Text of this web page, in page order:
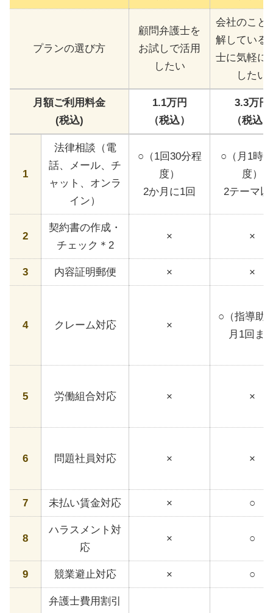
プランの選び方
顧問弁護士を
お試しで活用
したい
会社のこと
解している
士に気軽に
したい
月額ご利用料金
(税込)
1.1万円
（税込）
3.3万円
（税込）
1
法律相談（電
話、メール、チ
ャット、オンラ
イン）
○（1回30分程
度）
2か月に1回
○（月1時
度）
2テーマ以
2
契約書の作成・
チェック＊2
× ×
3 内容証明郵便 × ×
4 クレーム対応 ×
○（指導助
月1回ま
5 労働組合対応 × ×
6 問題社員対応 × ×
7 未払い賃金対応 × ○
8
ハラスメント対
応
× ○
9 競業避止対応 × ○
弁護士費用割引